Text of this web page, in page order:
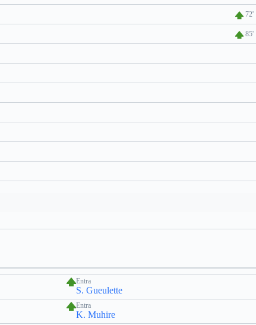
72'
85'
Entra
S. Gueulette
Entra
K. Muhire